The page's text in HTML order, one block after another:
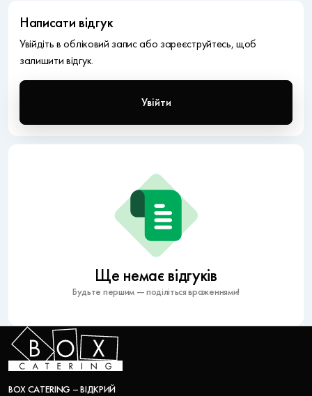
Ще немає відгуків
Будьте першим — поділіться враженнями!
Написати відгук
Увійдіть в обліковий запис або зареєструйтесь, щоб
залишити відгук.
Увійти
BOX CATERING – ВІДКРИЙ